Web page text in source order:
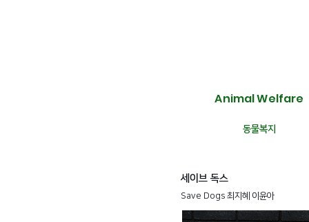
Animal Welfare
동물복지
​세이브 독스
Save Dogs 최지혜 이윤아